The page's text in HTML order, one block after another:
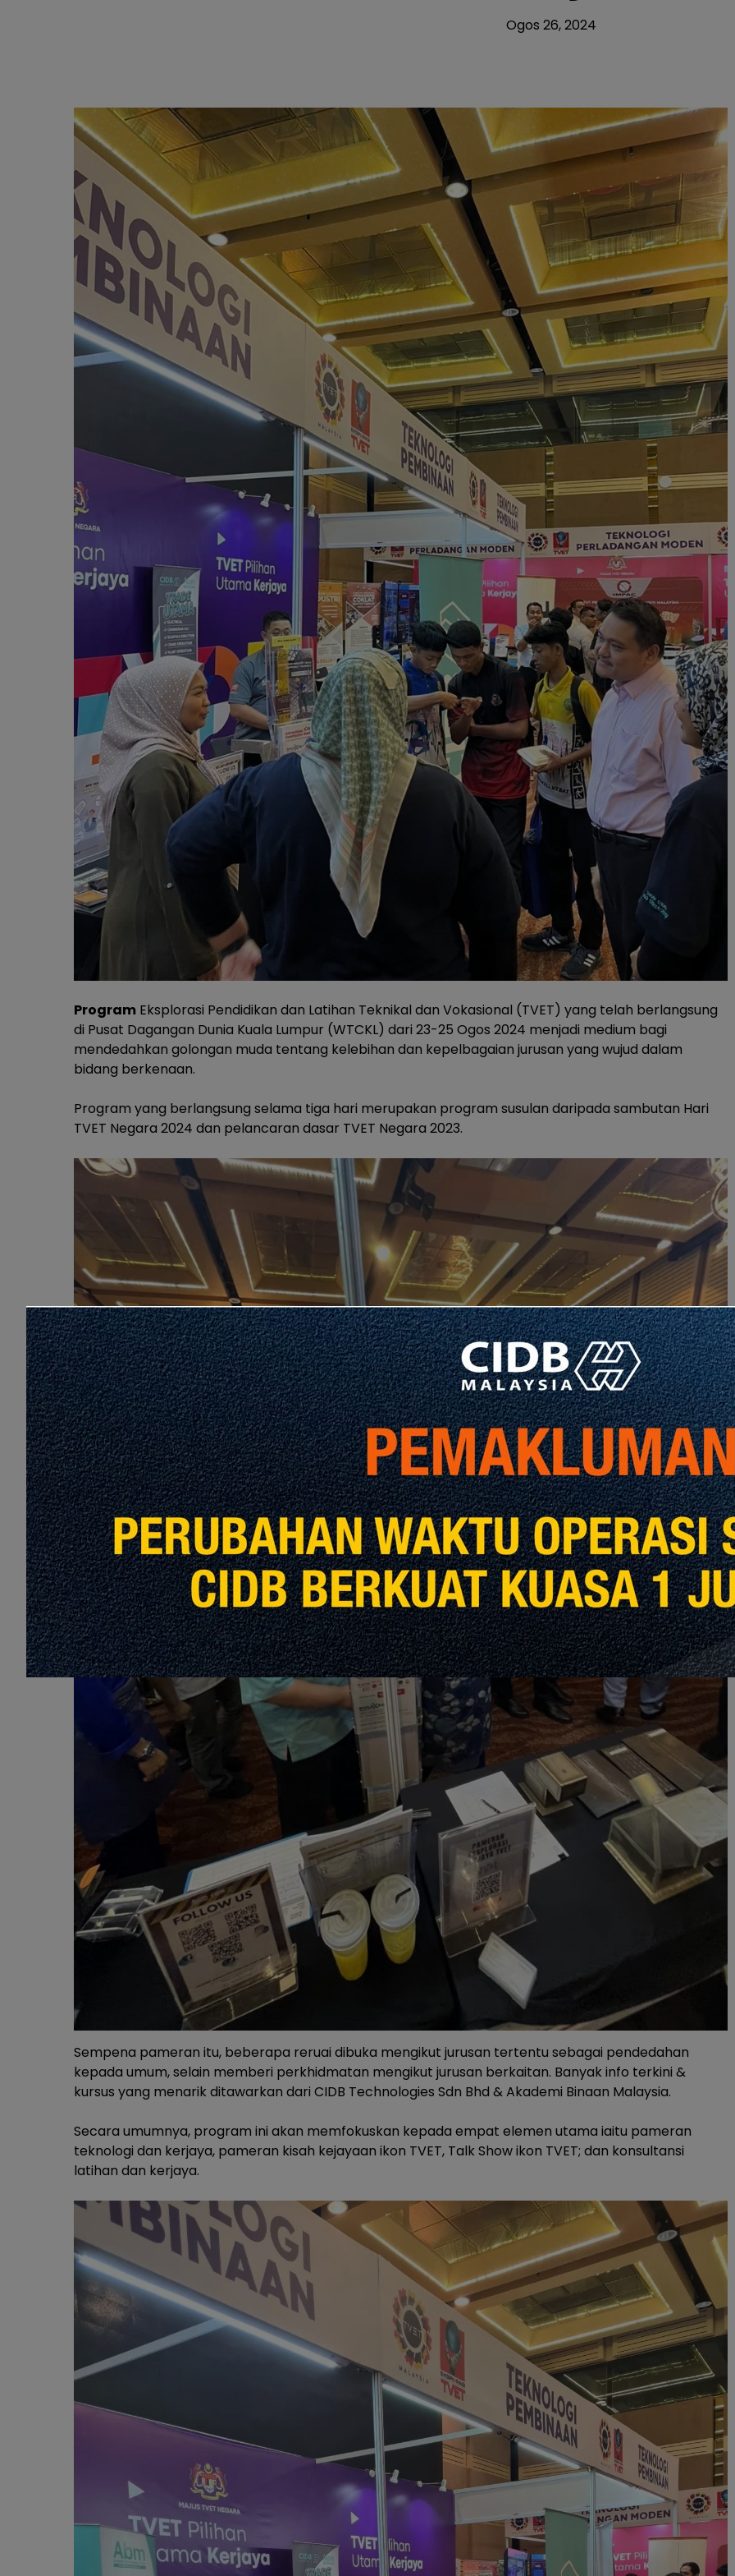
Ogos 26, 2024
Program Eksplorasi Pendidikan dan Latihan Teknikal dan Vokasional (TVET) yang telah berlangsung
di Pusat Dagangan Dunia Kuala Lumpur (WTCKL) dari 23-25 Ogos 2024 menjadi medium bagi
mendedahkan golongan muda tentang kelebihan dan kepelbagaian jurusan yang wujud dalam
bidang berkenaan.
Program yang berlangsung selama tiga hari merupakan program susulan daripada sambutan Hari
TVET Negara 2024 dan pelancaran dasar TVET Negara 2023.
Sempena pameran itu, beberapa reruai dibuka mengikut jurusan tertentu sebagai pendedahan
kepada umum, selain memberi perkhidmatan mengikut jurusan berkaitan. Banyak info terkini &
kursus yang menarik ditawarkan dari CIDB Technologies Sdn Bhd & Akademi Binaan Malaysia.
Secara umumnya, program ini akan memfokuskan kepada empat elemen utama iaitu pameran
teknologi dan kerjaya, pameran kisah kejayaan ikon TVET, Talk Show ikon TVET; dan konsultansi
latihan dan kerjaya.